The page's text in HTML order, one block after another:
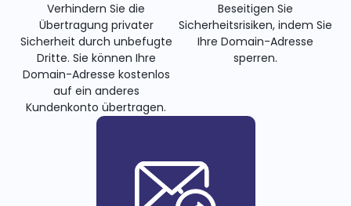
Verhindern Sie die
Übertragung privater
Sicherheit durch unbefugte
Dritte. Sie können Ihre
Domain-Adresse kostenlos
auf ein anderes
Kundenkonto übertragen.
Beseitigen Sie
Sicherheitsrisiken, indem Sie
Ihre Domain-Adresse
sperren.